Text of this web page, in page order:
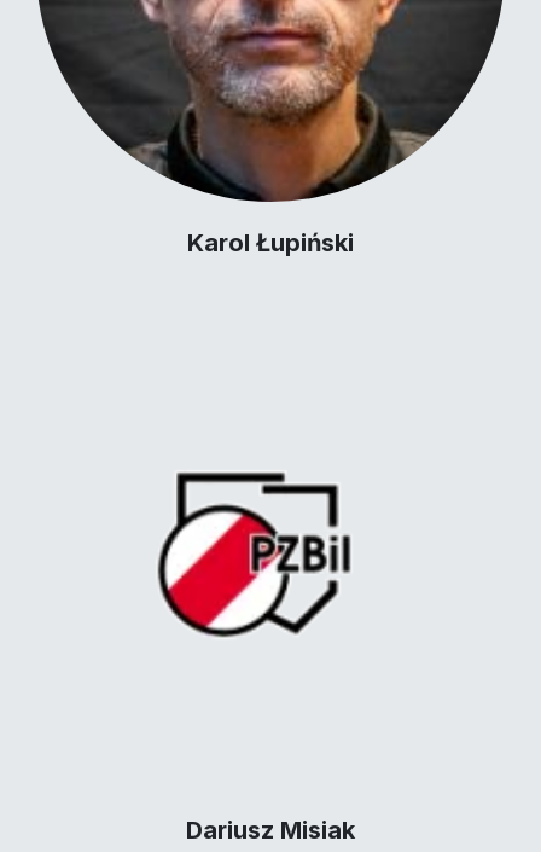
Karol Łupiński
Dariusz Misiak